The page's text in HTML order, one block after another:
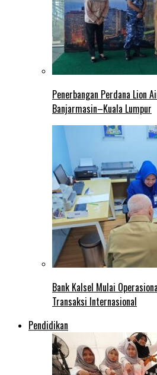
Penerbangan Perdana Lion
Banjarmasin–Kuala Lumpur
Bank Kalsel Mulai
Transaksi Internasional
Pendidikan